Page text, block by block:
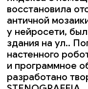
к сегодняшним
что может произойти в
и тем, что вы создаёте
Совершенно
развитию технологии
через пару веков.
создать то, что спустя
кто‑то из совершенно